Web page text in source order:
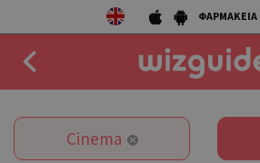
ΦΑΡΜΑΚΕΙΑ
DRINK
Cinema